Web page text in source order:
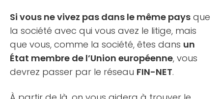
Si vous ne vivez pas dans le même pays que
la société avec qui vous avez le litige, mais
que vous, comme la société, êtes dans un
État membre de l’Union européenne, vous
devrez passer par le réseau FIN-NET.